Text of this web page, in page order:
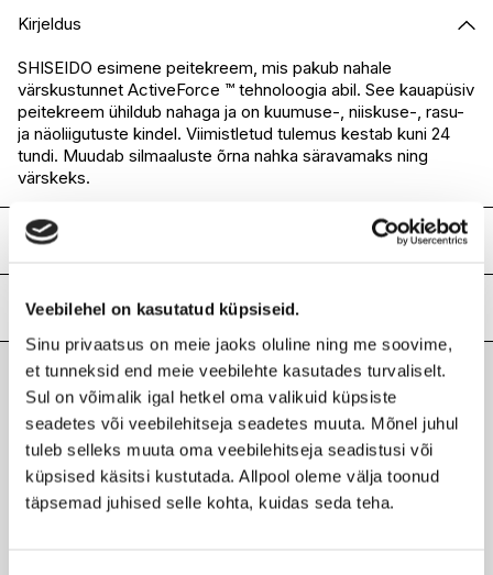
Veebilehel on kasutatud küpsiseid.
Sinu privaatsus on meie jaoks oluline ning me soovime,
et tunneksid end meie veebilehte kasutades turvaliselt.
Sul on võimalik igal hetkel oma valikuid küpsiste
seadetes või veebilehitseja seadetes muuta. Mõnel juhul
tuleb selleks muuta oma veebilehitseja seadistusi või
küpsised käsitsi kustutada. Allpool oleme välja toonud
täpsemad juhised selle kohta, kuidas seda teha.
I.L.U. Kristiine
I.L.U. Ülemiste
Ei ole saadaval
I.L.U. Rocca
Ei ole saadaval
I.L.U. Lõunakeskus
Ei ole saadaval
I.L.U. Pärnu
Ei ole saadaval
Kirjeldus
SHISEIDO esimene peitekreem, mis pakub nahale
värskustunnet ActiveForce ™ tehnoloogia abil. See kauapüsiv
peitekreem ühildub nahaga ja on kuumuse-, niiskuse-, rasu-
ja näoliigutuste kindel. Viimistletud tulemus kestab kuni 24
tundi. Muudab silmaaluste õrna nahka säravamaks ning
värskeks.
Koostis
TITANIUM DIOXIDE (CI 77891)･IRON OXIDES (CI 77492)･
POLYDIMETHYLSILOXYETHYL DIMETHICONE･IRON
OXIDES (CI 77491)･GLYCERIN･HYDROGENATED
POLYDECENE･MICA･CYCLOPENTASILOXANE･
DISTEARDIMONIUM HECTORITE･
TRIMETHYLSILOXYSILICATE･PEG-10 DIMETHICONE･BIS-
BUTYLDIMETHICONE POLYGLYCERYL-3･IRON OXIDES (CI
77499)･SORBITAN SESQUIISOSTEARATE･
DIMETHICONE/VINYL DIMETHICONE CROSSPOLYMER･
Lisainfo
Kaubamärk
SHISEIDO
Ribakood
0730852157279
Viimati vaadatud tooted